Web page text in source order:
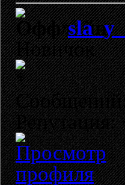
Новичок
Репутация: